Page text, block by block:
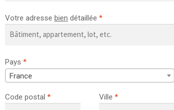
Votre adresse bien détaillée *
Pays *
France
Code postal * Ville*